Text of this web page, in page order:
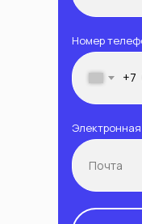
Номер
+7